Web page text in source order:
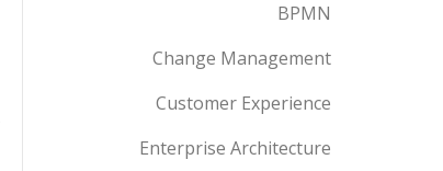
BPMN
Change Management
Customer Experience
Enterprise Architecture